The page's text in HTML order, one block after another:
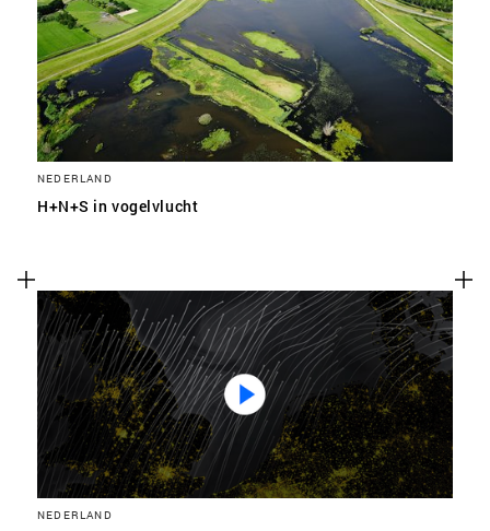
NEDERLAND
H+N+S in vogelvlucht
NEDERLAND
SLA VOORKEUREN OP